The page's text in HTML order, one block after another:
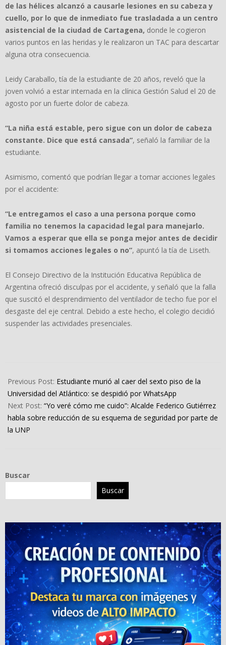
de las hélices alcanzó a causarle lesiones en su cabeza y
cuello, por lo que de inmediato fue trasladada a un centro
asistencial de la ciudad de Cartagena, donde le cogieron
varios puntos en las heridas y le realizaron un TAC para descartar
alguna otra consecuencia.
Leidy Caraballo, tía de la estudiante de 20 años, reveló que la
joven volvió a estar internada en la clínica Gestión Salud el 20 de
agosto por un fuerte dolor de cabeza.
“La niña está estable, pero sigue con un dolor de cabeza
constante. Dice que está cansada”, señaló la familiar de la
estudiante.
Asimismo, comentó que podrían llegar a tomar acciones legales
por el accidente:
“Le entregamos el caso a una persona porque como
familia no tenemos la capacidad legal para manejarlo.
Vamos a esperar que ella se ponga mejor antes de decidir
si tomamos acciones legales o no”, apuntó la tía de Liseth.
El Consejo Directivo de la Institución Educativa República de
Argentina ofreció disculpas por el accidente, y señaló que la falla
que suscitó el desprendimiento del ventilador de techo fue por el
desgaste del eje central. Debido a este hecho, el colegio decidió
suspender las actividades presenciales.
08-
22
Previous Post: Estudiante murió al caer del sexto piso de la
Universidad del Atlántico: se despidió por WhatsApp
Next Post: “Yo veré cómo me cuido”: Alcalde Federico Gutiérrez
habla sobre reducción de su esquema de seguridad por parte de
la UNP
Buscar
Buscar